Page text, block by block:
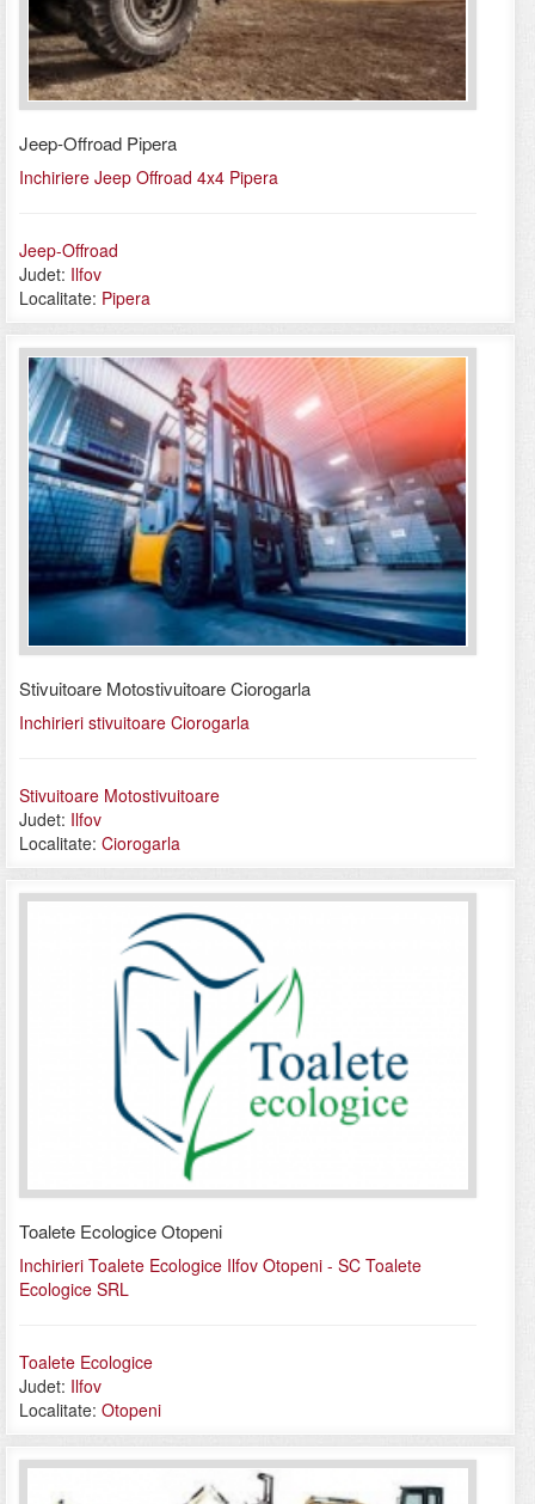
Jeep-Offroad Pipera
Inchiriere Jeep Offroad 4x4 Pipera
Jeep-Offroad
Judet: Ilfov
Localitate: Pipera
Stivuitoare Motostivuitoare Ciorogarla
Inchirieri stivuitoare Ciorogarla
Stivuitoare Motostivuitoare
Judet: Ilfov
Localitate: Ciorogarla
Toalete Ecologice Otopeni
Inchirieri Toalete Ecologice Ilfov Otopeni - SC Toalete
Ecologice SRL
Toalete Ecologice
Judet: Ilfov
Localitate: Otopeni